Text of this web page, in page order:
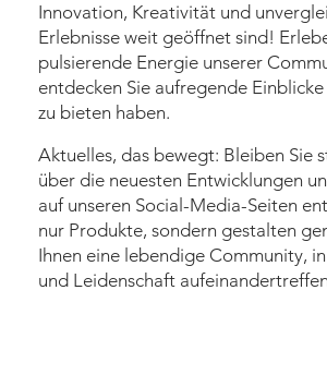
Innovation, Kreativität und
Erlebnisse weit geöffnet sind!
pulsierende Energie unserer
entdecken Sie aufregende
zu bieten haben.
Aktuelles, das bewegt: Bleiben Sie
über die neuesten Entwicklungen
auf unseren Social-Media-Seiten
nur Produkte, sondern gestalten
Ihnen eine lebendige Community,
und Leidenschaft